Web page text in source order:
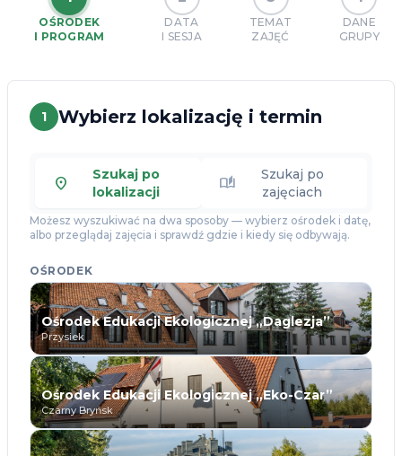
OŚRODEK
I PROGRAM
DATA
I SESJA
TEMAT
ZAJĘĆ
DANE
GRUPY
1 Wybierz lokalizację i termin
location_on
Szukaj po
lokalizacji
auto_stories
Szukaj po
zajęciach
Możesz wyszukiwać na dwa sposoby — wybierz ośrodek i datę,
albo przeglądaj zajęcia i sprawdź gdzie i kiedy się odbywają.
OŚRODEK
Ośrodek Edukacji Ekologicznej „Daglezja”
Przysiek
Ośrodek Edukacji Ekologicznej „Eko-Czar”
Czarny Bryńsk